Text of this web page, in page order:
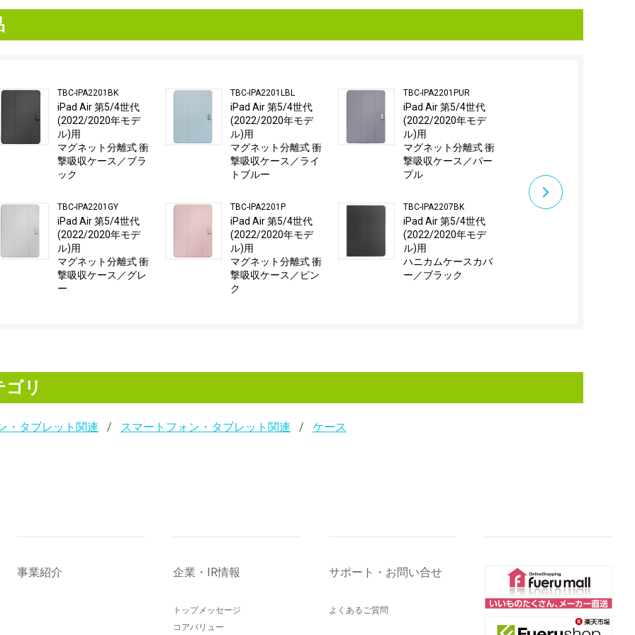
TBC-IPA2201BK
iPad Air 第5/4世代
(2022/2020年モデ
ル)用
マグネット分離式 衝
撃吸収ケース／ブラ
ック
TBC-IPA2201GY
iPad Air 第5/4世代
(2022/2020年モデ
ル)用
マグネット分離式 衝
撃吸収ケース／グレ
ー
TBC-IPA2201LBL
iPad Air 第5/4世代
(2022/2020年モデ
ル)用
マグネット分離式 衝
撃吸収ケース／ライ
トブルー
TBC-IPA2201P
iPad Air 第5/4世代
(2022/2020年モデ
ル)用
マグネット分離式 衝
撃吸収ケース／ピン
ク
TBC-IPA2201PUR
iPad Air 第5/4世代
(2022/2020年モデ
ル)用
マグネット分離式 衝
撃吸収ケース／パー
プル
TBC-IPA2207BK
iPad Air 第5/4世代
(2022/2020年モデ
ル)用
ハニカムケースカバ
ー／ブラック
リ
・タブレット関連 スマートフォン・タブレット関連 ケース
事業紹介 企業・IR情報
トップメッセージ
コアバリュー
サポート・お問い合せ
よくあるご質問